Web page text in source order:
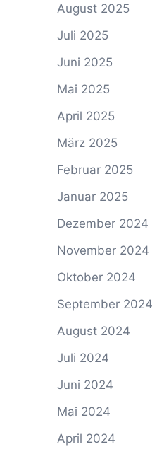
August 2025
Juli 2025
Juni 2025
Mai 2025
April 2025
März 2025
Februar 2025
Januar 2025
Dezember 2024
November 2024
Oktober 2024
September 2024
August 2024
Juli 2024
Juni 2024
Mai 2024
April 2024